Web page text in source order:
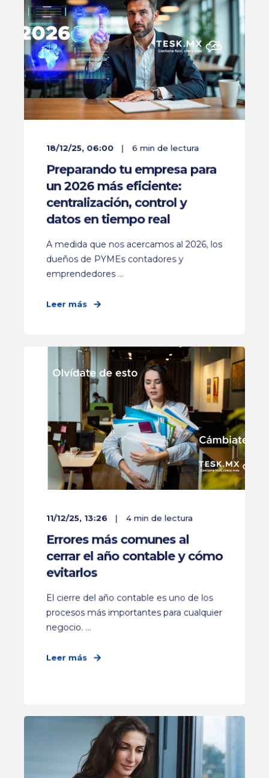
18/12/25, 06:00 6 min de lectura
Preparando tu empresa para
un 2026 más eficiente:
centralización, control y
datos en tiempo real
A medida que nos acercamos al 2026, los
dueños de PYMEs contadores y
emprendedores ...
Leer más
11/12/25, 13:26 4 min de lectura
Errores más comunes al
cerrar el año contable y cómo
evitarlos
El cierre del año contable es uno de los
procesos más importantes para cualquier
negocio. ...
Leer más